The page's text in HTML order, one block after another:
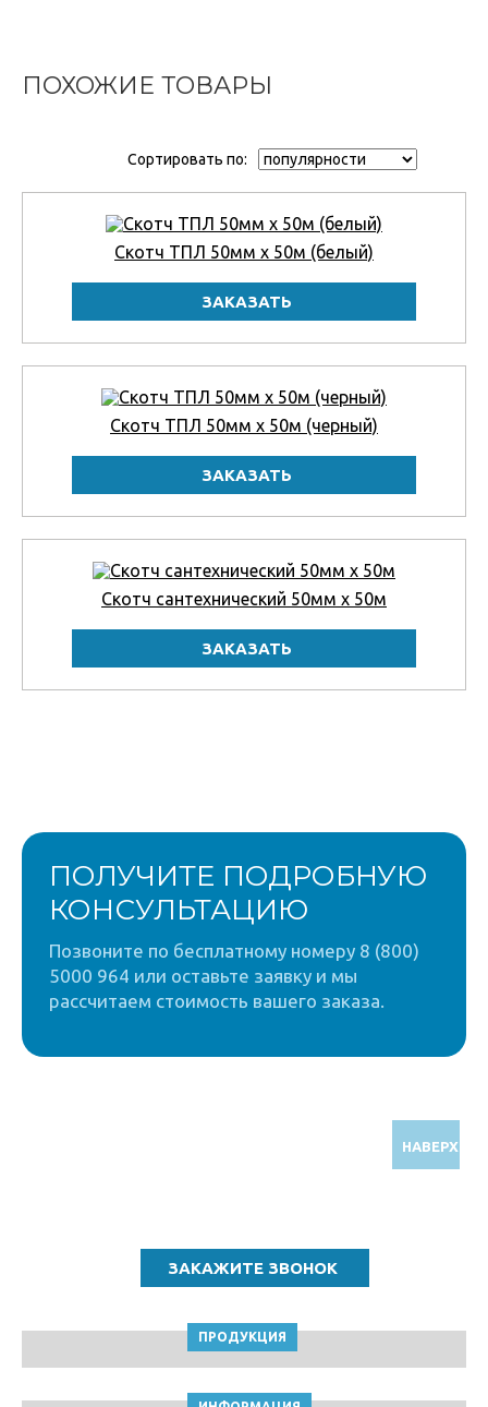
ПОХОЖИЕ ТОВАРЫ
Сортировать по:
Скотч ТПЛ 50мм x 50м (белый)
Скотч ТПЛ 50мм x 50м (черный)
Скотч сантехнический 50мм x 50м
ПОЛУЧИТЕ ПОДРОБНУЮ
КОНСУЛЬТАЦИЮ
Позвоните по бесплатному номеру 8 (800)
5000 964 или оставьте заявку и мы
рассчитаем стоимость вашего заказа.
НАВЕРХ
ПРОДУКЦИЯ